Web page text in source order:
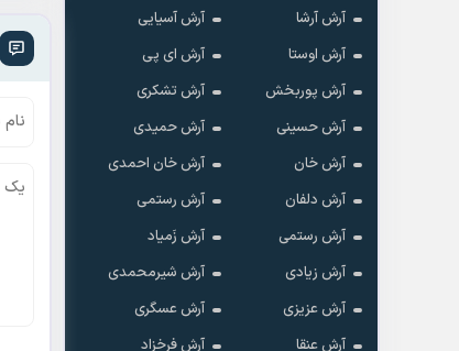
آرش آرشا
آرش آسیایی
آرش اوستا
آرش ای پی
آرش پوربخش
آرش تشکری
آرش حسینی
آرش حمیدی
آرش خان
آرش خان احمدی
آرش دلفان
آرش رستمى
آرش رستمی
آرش زَمیاد
آرش زیادی
آرش شیرمحمدی
آرش عزیزی
آرش عسگری
آرش عنقا
آرش فرخزاد